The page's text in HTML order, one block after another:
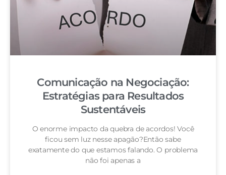
Comunicação na Negociação:
Estratégias para Resultados
Sustentáveis
O enorme impacto da quebra de acordos! Você
ficou sem luz nesse apagão?Então sabe
exatamente do que estamos falando. O problema
não foi apenas a